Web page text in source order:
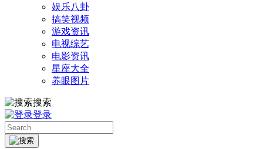
娱乐八卦
搞笑视频
游戏资讯
电视综艺
电影资讯
星座大全
养眼图片
搜索
登录